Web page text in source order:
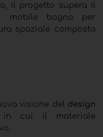
il progetto supera il
mobile bagno per
spaziale composta
visione del design
cui il materiale